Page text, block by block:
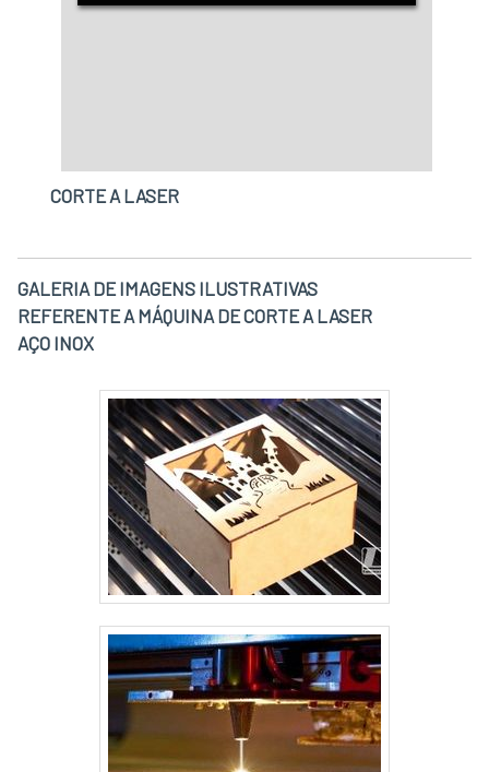
CORTE A LASER
GALERIA DE IMAGENS ILUSTRATIVAS
REFERENTE A MÁQUINA DE CORTE A LASER
AÇO INOX